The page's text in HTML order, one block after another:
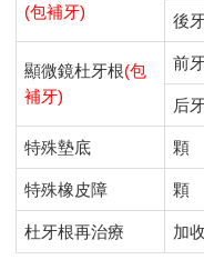
(包補牙)
後
顯微鏡杜牙根(包
補牙)
前
后
特殊墊底 顆
特殊橡皮障 顆
杜牙根再治療 加